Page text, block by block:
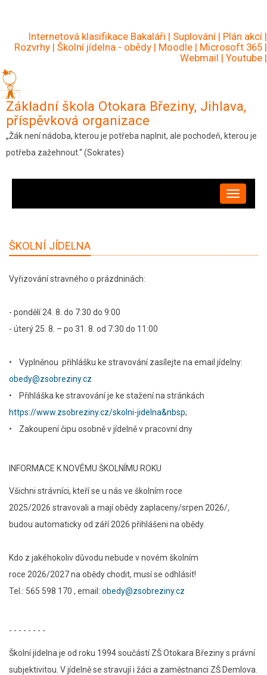
hlavnímuInternetová klasifikace Bakaláři | Suplování | Plán akcí |
Rozvrhy | Školní jídelna - obědy | Moodle | Microsoft 365 |
Webmail | Youtube |
Základní škola Otokara Březiny, Jihlava,
příspěvková organizace
„Žák není nádoba, kterou je potřeba naplnit, ale pochodeň, kterou je
potřeba zažehnout.“ (Sokrates)
ŠKOLNÍ JÍDELNA
Vyřizování stravného o prázdninách:
- pondělí 24. 8. do 7:30 do 9:00
- úterý 25. 8. – po 31. 8. od 7:30 do 11:00
• Vyplněnou přihlášku ke stravování zasílejte na email jídelny:
obedy@zsobreziny.cz
• Přihláška ke stravování je ke stažení na stránkách
https://www.zsobreziny.cz/skolni-jidelna&nbsp;
• Zakoupení čipu osobně v jídelně v pracovní dny
INFORMACE K NOVÉMU ŠKOLNÍMU ROKU
Všichni strávníci, kteří se u nás ve školním roce
2025/2026 stravovali a mají obědy zaplaceny/srpen 2026/,
budou automaticky od září 2026 přihlášeni na obědy.
Kdo z jakéhokoliv důvodu nebude v novém školním
roce 2026/2027 na obědy chodit, musí se odhlásit!
Tel.: 565 598 170 , email: obedy@zsobreziny.cz
- - - - - - - -
Školní jídelna je od roku 1994 součástí ZŠ Otokara Březiny s právní
subjektivitou. V jídelně se stravují i žáci a zaměstnanci ZŠ Demlova.